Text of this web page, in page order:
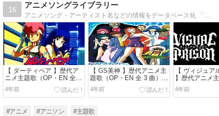
16
アニメソングライブラリー
【 ダーティペア 】歴代ア
ニメ主題歌（OP・EN 全 2
曲）一覧
4年前
【 GS美神 】歴代アニメ主
題歌（OP・EN 全 3 曲）一
覧
4年前
【 ヴィジュア
】歴代アニメ
（OP・EN 全
4年前
#アニメ #アニソン #主題歌